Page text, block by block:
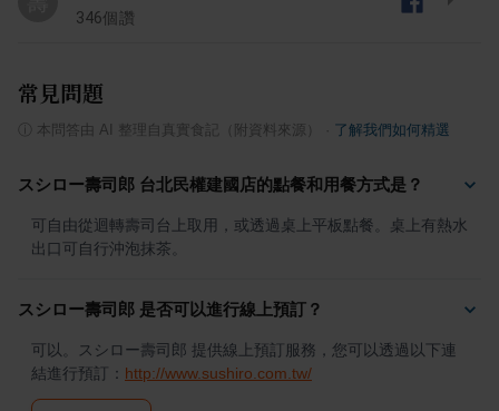
346個讚
常見問題
本問答由 AI 整理自真實食記（附資料來源） 了解我們如何精選
スシロー壽司郎 台北民權建國店的點餐和用餐方式是？
可自由從迴轉壽司台上取用，或透過桌上平板點餐。桌上有熱水
出口可自行沖泡抹茶。
スシロー壽司郎 是否可以進行線上預訂？
可以。スシロー壽司郎 提供線上預訂服務，您可以透過以下連
結進行預訂： http://www.sushiro.com.tw/